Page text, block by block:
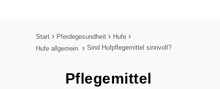
Start Pferdegesundheit
Hufe
Hufe allgemein
Sind Hufpflegemittel sinnvoll?
Pflegemittel